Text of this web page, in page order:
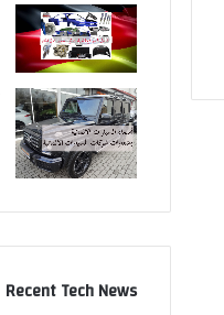
Recent Tech News